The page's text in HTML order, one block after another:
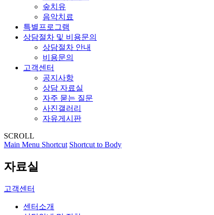
숲치유
음악치료
특별프로그램
상담절차 및 비용문의
상담절차 안내
비용문의
고객센터
공지사항
상담 자료실
자주 묻는 질문
사진갤러리
자유게시판
SCROLL
Main Menu Shortcut Shortcut to Body
자료실
고객센터
센터소개